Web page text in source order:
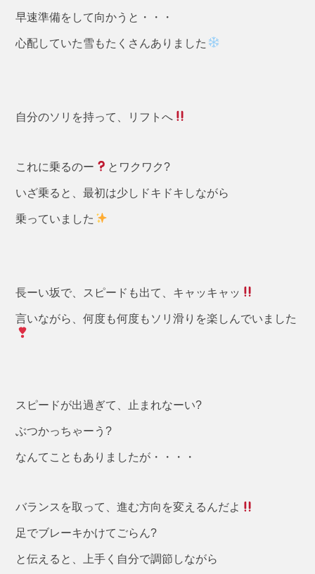
早速準備をして向かうと・・・
心配していた雪もたくさんありました
自分のソリを持って、リフトへ
これに乗るのー とワクワク?
いざ乗ると、最初は少しドキドキしながら
乗っていました
長ーい坂で、スピードも出て、キャッキャッ
言いながら、何度も何度もソリ滑りを楽しんでいました
スピードが出過ぎて、止まれなーい?
ぶつかっちゃーう?
なんてこともありましたが・・・・
バランスを取って、進む方向を変えるんだよ
足でブレーキかけてごらん?
と伝えると、上手く自分で調節しながら